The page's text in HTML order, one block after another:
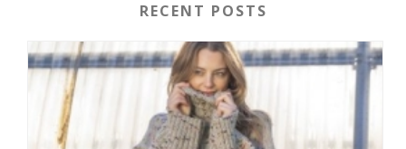
RECENT POSTS